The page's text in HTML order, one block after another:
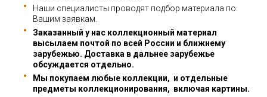
Наши специалисты проводят подбор материала по
Вашим заявкам.
Заказанный у нас коллекционный материал
высылаем почтой по всей России и ближнему
зарубежью. Доставка в дальнее зарубежье
обсуждается отдельно.
Мы покупаем любые коллекции, и отдельные
предметы коллекционирования, включая картины.